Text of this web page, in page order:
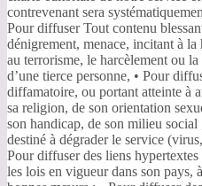
contrevenant sera
Pour diffuser Tout contenu
dénigrement, menace, incitant à
au terrorisme, le harcèlement ou
d’une tierce personne, • Pour
diffamatoire, ou portant atteinte à
sa religion, de son orientation
son handicap, de son milieu
destiné à dégrader le service
Pour diffuser des liens hypertextes
les lois en vigueur dans son pays,